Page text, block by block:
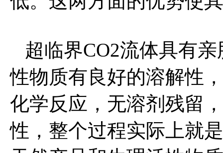
超临界CO2流体具有
性物质有良好的溶解性
化学反应，无溶剂残留
性，整个过程实际上就